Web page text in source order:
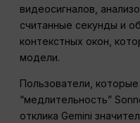
видеосигналов,
считанные секунды и
контекстных окон,
модели.
Пользователи,
“медлительность”
отклика Gemini